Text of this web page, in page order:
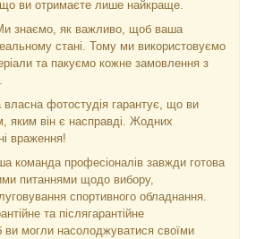
що ви отримаєте лише найкраще.
знаємо, як важливо, щоб ваша
стані. Тому ми використовуємо
та пакуємо кожне замовлення з
фотостудія гарантує, що ви
яким він є насправді. Жодних
враження!
команда професіоналів завжди готова
питаннями щодо вибору,
спортивного обладнання.
та післягарантійне
могли насолоджуватися своїми